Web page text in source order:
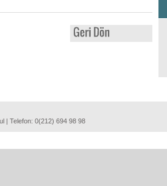
| Telefon: 0(212) 694 98 98